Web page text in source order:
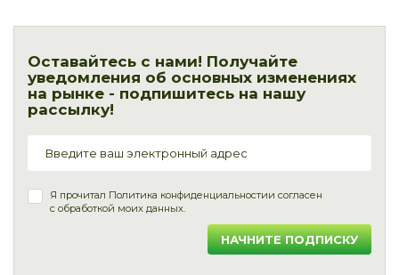
Оставайтесь с нами! Получайте
уведомления об основных изменениях
на рынке - подпишитесь на нашу
рассылку!
Я прочитал Политика конфиденциальностии согласен
с обработкой моих данных.
НАЧНИТЕ ПОДПИСКУ